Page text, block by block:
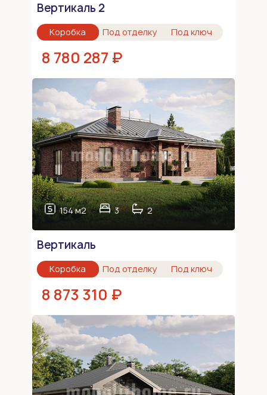
Вертикаль 2
Коробка Под отделку Под ключ
8 780 287 ₽
154 м2 3 2
Вертикаль
Коробка Под отделку Под ключ
8 873 310 ₽